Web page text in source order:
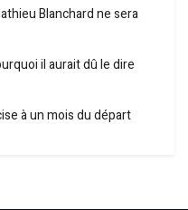
Blanchard ne sera
il aurait dû le dire
à un mois du départ